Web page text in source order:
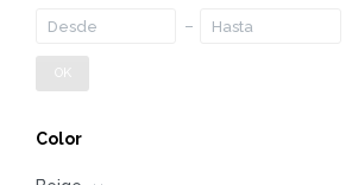
OK
Color